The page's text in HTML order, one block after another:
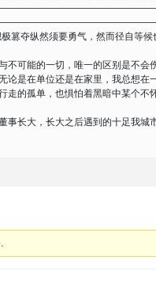
须要勇气，然而径自等候也是
可能的一切，唯一的区别是不会
论是在单位还是在家里，我总想
走的孤单，也惧怕着黑暗中某个不
事长大，长大之后遇到的十足我城